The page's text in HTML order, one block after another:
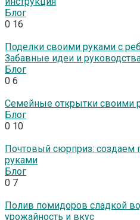
Блог
0 16
Поделки своими руками с
Забавные идеи и
Блог
0 6
Семейные открытки своими
Блог
0 10
Почтовый сюрприз: создаем
руками
Блог
0 7
Полив помидоров сладкой
урожайность и вкус